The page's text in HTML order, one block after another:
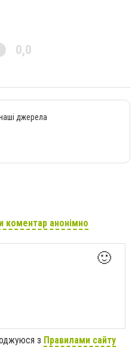
0,0
джерела
коментар анонімно
🙂
з Правилами сайту